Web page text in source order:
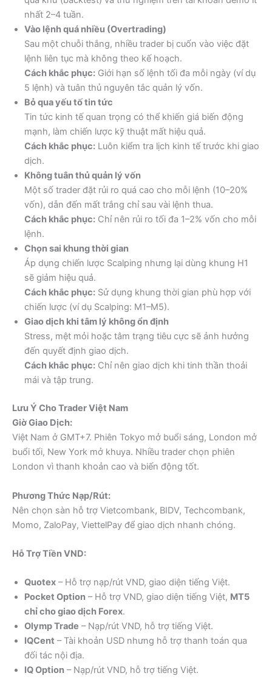
nhất 2–4 tuần.
Vào lệnh quá nhiều (Overtrading)
Sau một chuỗi thắng, nhiều trader bị cuốn vào việc đặt
lệnh liên tục mà không theo kế hoạch.
Cách khắc phục: Giới hạn số lệnh tối đa mỗi ngày (ví dụ
5 lệnh) và tuân thủ nguyên tắc quản lý vốn.
Bỏ qua yếu tố tin tức
Tin tức kinh tế quan trọng có thể khiến giá biến động
mạnh, làm chiến lược kỹ thuật mất hiệu quả.
Cách khắc phục: Luôn kiểm tra lịch kinh tế trước khi giao
dịch.
Không tuân thủ quản lý vốn
Một số trader đặt rủi ro quá cao cho mỗi lệnh (10–20%
vốn), dẫn đến mất trắng chỉ sau vài lệnh thua.
Cách khắc phục: Chỉ nên rủi ro tối đa 1–2% vốn cho mỗi
lệnh.
Chọn sai khung thời gian
Áp dụng chiến lược Scalping nhưng lại dùng khung H1
sẽ giảm hiệu quả.
Cách khắc phục: Sử dụng khung thời gian phù hợp với
chiến lược (ví dụ Scalping: M1–M5).
Giao dịch khi tâm lý không ổn định
Stress, mệt mỏi hoặc tâm trạng tiêu cực sẽ ảnh hưởng
đến quyết định giao dịch.
Cách khắc phục: Chỉ nên giao dịch khi tinh thần thoải
mái và tập trung.
Lưu Ý Cho Trader Việt Nam
Giờ Giao Dịch:
Việt Nam ở GMT+7. Phiên Tokyo mở buổi sáng, London mở
buổi tối, New York mở khuya. Nhiều trader chọn phiên
London vì thanh khoản cao và biến động tốt.
Phương Thức Nạp/Rút:
Nên chọn sàn hỗ trợ Vietcombank, BIDV, Techcombank,
Momo, ZaloPay, ViettelPay để giao dịch nhanh chóng.
Hỗ Trợ Tiền VND:
Quotex – Hỗ trợ nạp/rút VND, giao diện tiếng Việt.
Pocket Option – Hỗ trợ VND, giao diện tiếng Việt, MT5
chỉ cho giao dịch Forex.
Olymp Trade – Nạp/rút VND, hỗ trợ tiếng Việt.
IQCent – Tài khoản USD nhưng hỗ trợ thanh toán qua
đối tác nội địa.
IQ Option – Nạp/rút VND, hỗ trợ tiếng Việt.